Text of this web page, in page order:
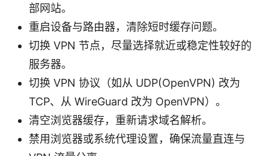
部网站。
重启设备与路由器，清除短时缓存问题。
切换 VPN 节点，尽量选择就近或稳定性较好的
服务器。
切换 VPN 协议（如从 UDP(OpenVPN) 改为
TCP、从 WireGuard 改为 OpenVPN）。
清空浏览器缓存，重新请求域名解析。
禁用浏览器或系统代理设置，确保流量直连与